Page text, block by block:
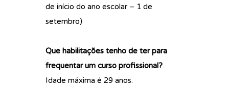
de início do ano escolar – 1 de
setembro)
Que habilitações tenho de ter para
frequentar um curso profissional?
Idade máxima é 29 anos.